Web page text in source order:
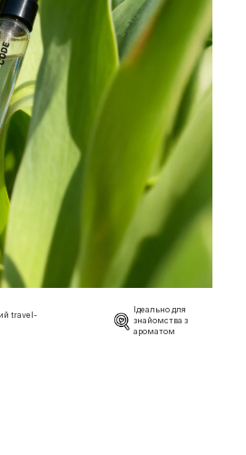
travel-
Ідеально для
знайомства з
ароматом